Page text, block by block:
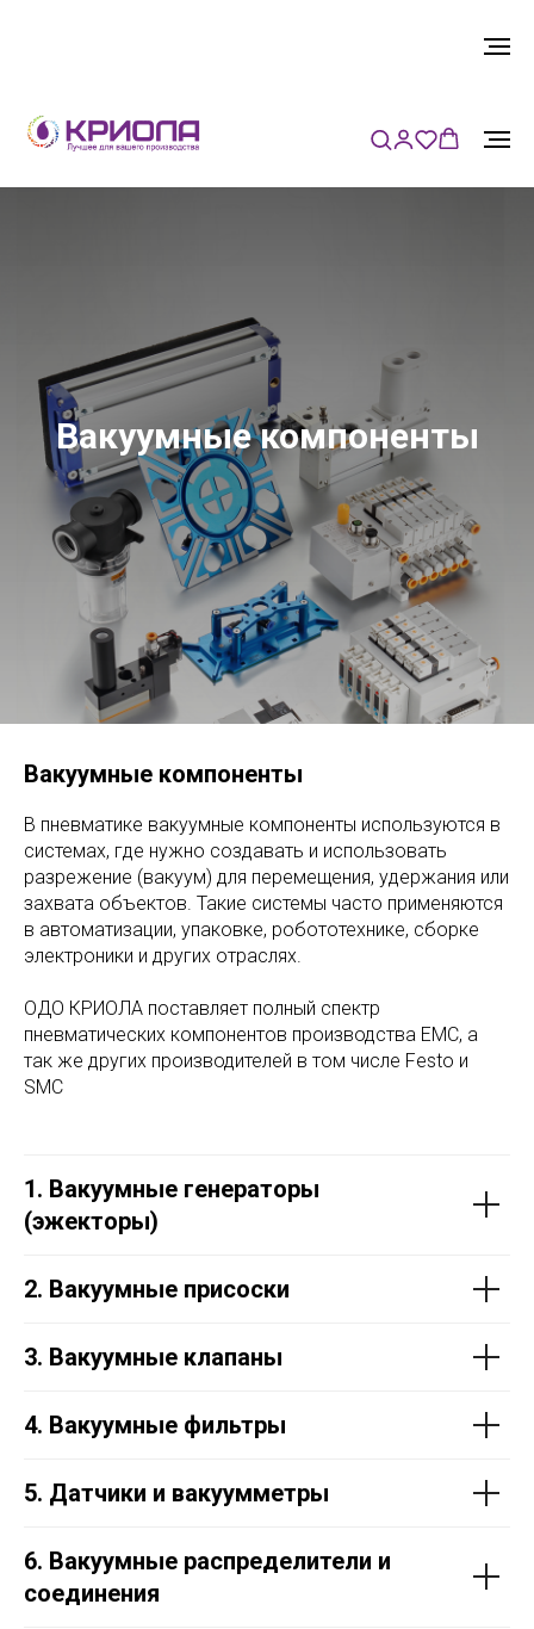
Вакуумные компоненты
Вакуумные компоненты
В пневматике вакуумные компоненты используются в
системах, где нужно создавать и использовать
разрежение (вакуум) для перемещения, удержания или
захвата объектов. Такие системы часто применяются
в автоматизации, упаковке, робототехнике, сборке
электроники и других отраслях.
ОДО КРИОЛА поставляет полный спектр
пневматических компонентов производства EMC, а
так же других производителей в том числе Festo и
SMC
1. Вакуумные генераторы
(эжекторы)
2. Вакуумные присоски
3. Вакуумные клапаны
4. Вакуумные фильтры
5. Датчики и вакуумметры
6. Вакуумные распределители и
соединения